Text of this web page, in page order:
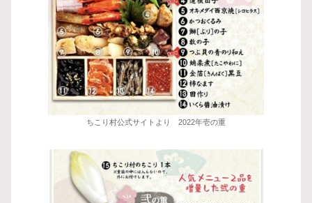
ちこり村公式サイトより 2022年壱の重